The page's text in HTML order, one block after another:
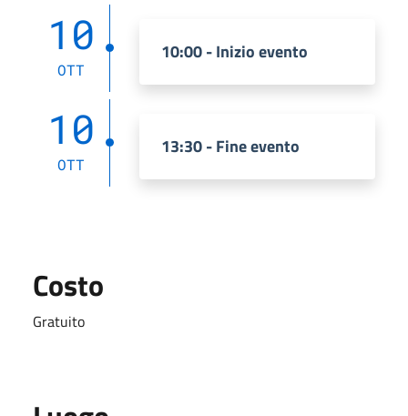
10
OTT
10:00 - Inizio evento
10
OTT
13:30 - Fine evento
Costo
Gratuito